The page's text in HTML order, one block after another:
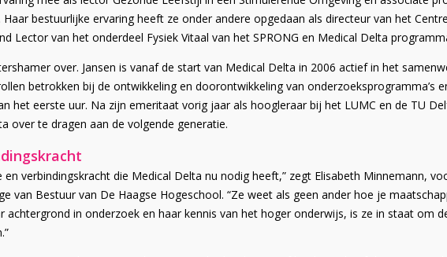
bestuurlijke ervaring heeft ze onder andere opgedaan als directeur van het
Lector van het onderdeel Fysiek Vitaal van het SPRONG en Medical Delta
over. Jansen is vanaf de start van Medical Delta in 2006 actief in het
betrokken bij de ontwikkeling en doorontwikkeling van onderzoeksprogramma’s
het eerste uur. Na zijn emeritaat vorig jaar als hoogleraar bij het LUMC en de TU
over te dragen aan de volgende generatie.
verbindingskracht die Medical Delta nu nodig heeft,” zegt Elisabeth Minnemann,
van Bestuur van De Haagse Hogeschool. “Ze weet als geen ander hoe je
in onderzoek en haar kennis van het hoger onderwijs, is ze in staat om